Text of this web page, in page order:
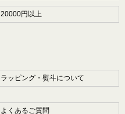
20000円以上
ラッピング・熨斗について
よくあるご質問